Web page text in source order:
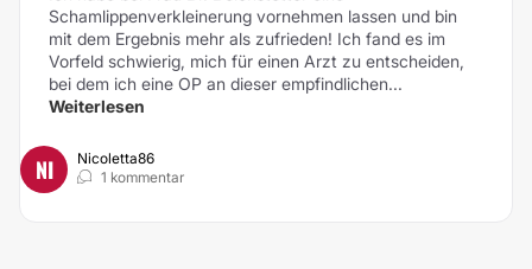
Schamlippenverkleinerung vornehmen lassen und bin
mit dem Ergebnis mehr als zufrieden! Ich fand es im
Vorfeld schwierig, mich für einen Arzt zu entscheiden,
bei dem ich eine OP an dieser empfindlichen...
Weiterlesen
NI
Nicoletta86
1 kommentar